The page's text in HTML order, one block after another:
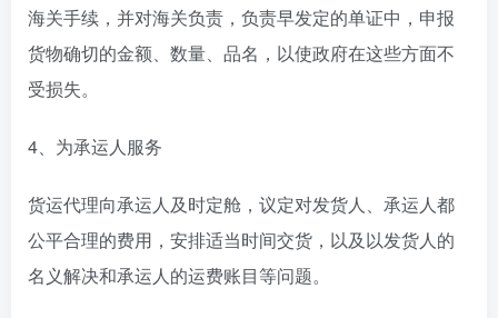
海关手续，并对海关负责，负责早发定的单证中，申报
货物确切的金额、数量、品名，以使政府在这些方面不
受损失。
4、为承运人服务
货运代理向承运人及时定舱，议定对发货人、承运人都
公平合理的费用，安排适当时间交货，以及以发货人的
名义解决和承运人的运费账目等问题。